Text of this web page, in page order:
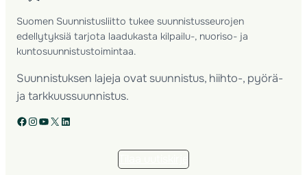
Suomen Suunnistusliitto tukee suunnistusseurojen
edellytyksiä tarjota laadukasta kilpailu-, nuoriso- ja
kuntosuunnistustoimintaa.
Suunnistuksen lajeja ovat suunnistus, hiihto-, pyörä-
ja tarkkuussuunnistus.
Facebook Instagram YouTube X LinkedIn